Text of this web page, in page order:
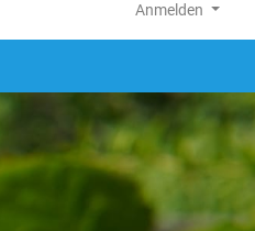
Anmelden